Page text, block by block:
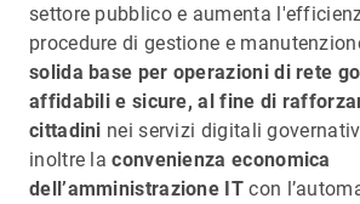
settore pubblico e aumenta
procedure di gestione e
solida base per operazioni di rete
affidabili e sicure, al fine di
cittadini nei servizi digitali
inoltre laconvenienza economica
dell’amministrazione IT con